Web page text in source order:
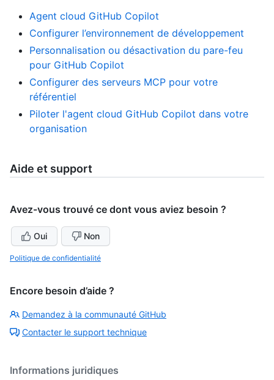
Agent cloud GitHub Copilot
Configurer l’environnement de développement
Personnalisation ou désactivation du pare-feu
pour GitHub Copilot
Configurer des serveurs MCP pour votre
référentiel
Piloter l'agent cloud GitHub Copilot dans votre
organisation
Aide et support
Avez-vous trouvé ce dont vous aviez besoin ?
Oui Non
Politique de confidentialité
Encore besoin d’aide ?
Demandez à la communauté GitHub
Contacter le support technique
Informations juridiques